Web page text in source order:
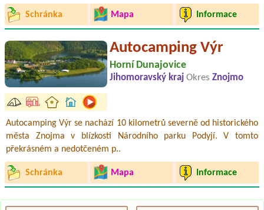
Schránka Mapa Informace
Autocamping Výr
Horní Dunajovice
Jihomoravský kraj Okres Znojmo
Autocamping Výr se nachází 10 kilometrů severně od historického
města Znojma v blízkosti Národního parku Podyjí. V tomto
překrásném a nedotčeném p..
Schránka Mapa Informace